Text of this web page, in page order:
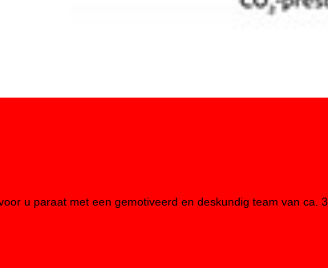
u paraat met een gemotiveerd en deskundig team van ca.